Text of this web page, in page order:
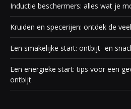
Inductie beschermers: alles wat je
Kruiden en specerijen: ontdek de
Een smakelijke start: ontbijt- en
Een energieke start: tips voor een
ontbijt